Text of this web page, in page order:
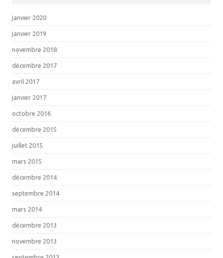
janvier 2020
janvier 2019
novembre 2018
décembre 2017
avril 2017
janvier 2017
octobre 2016
décembre 2015
juillet 2015
mars 2015
décembre 2014
septembre 2014
mars 2014
décembre 2013
novembre 2013